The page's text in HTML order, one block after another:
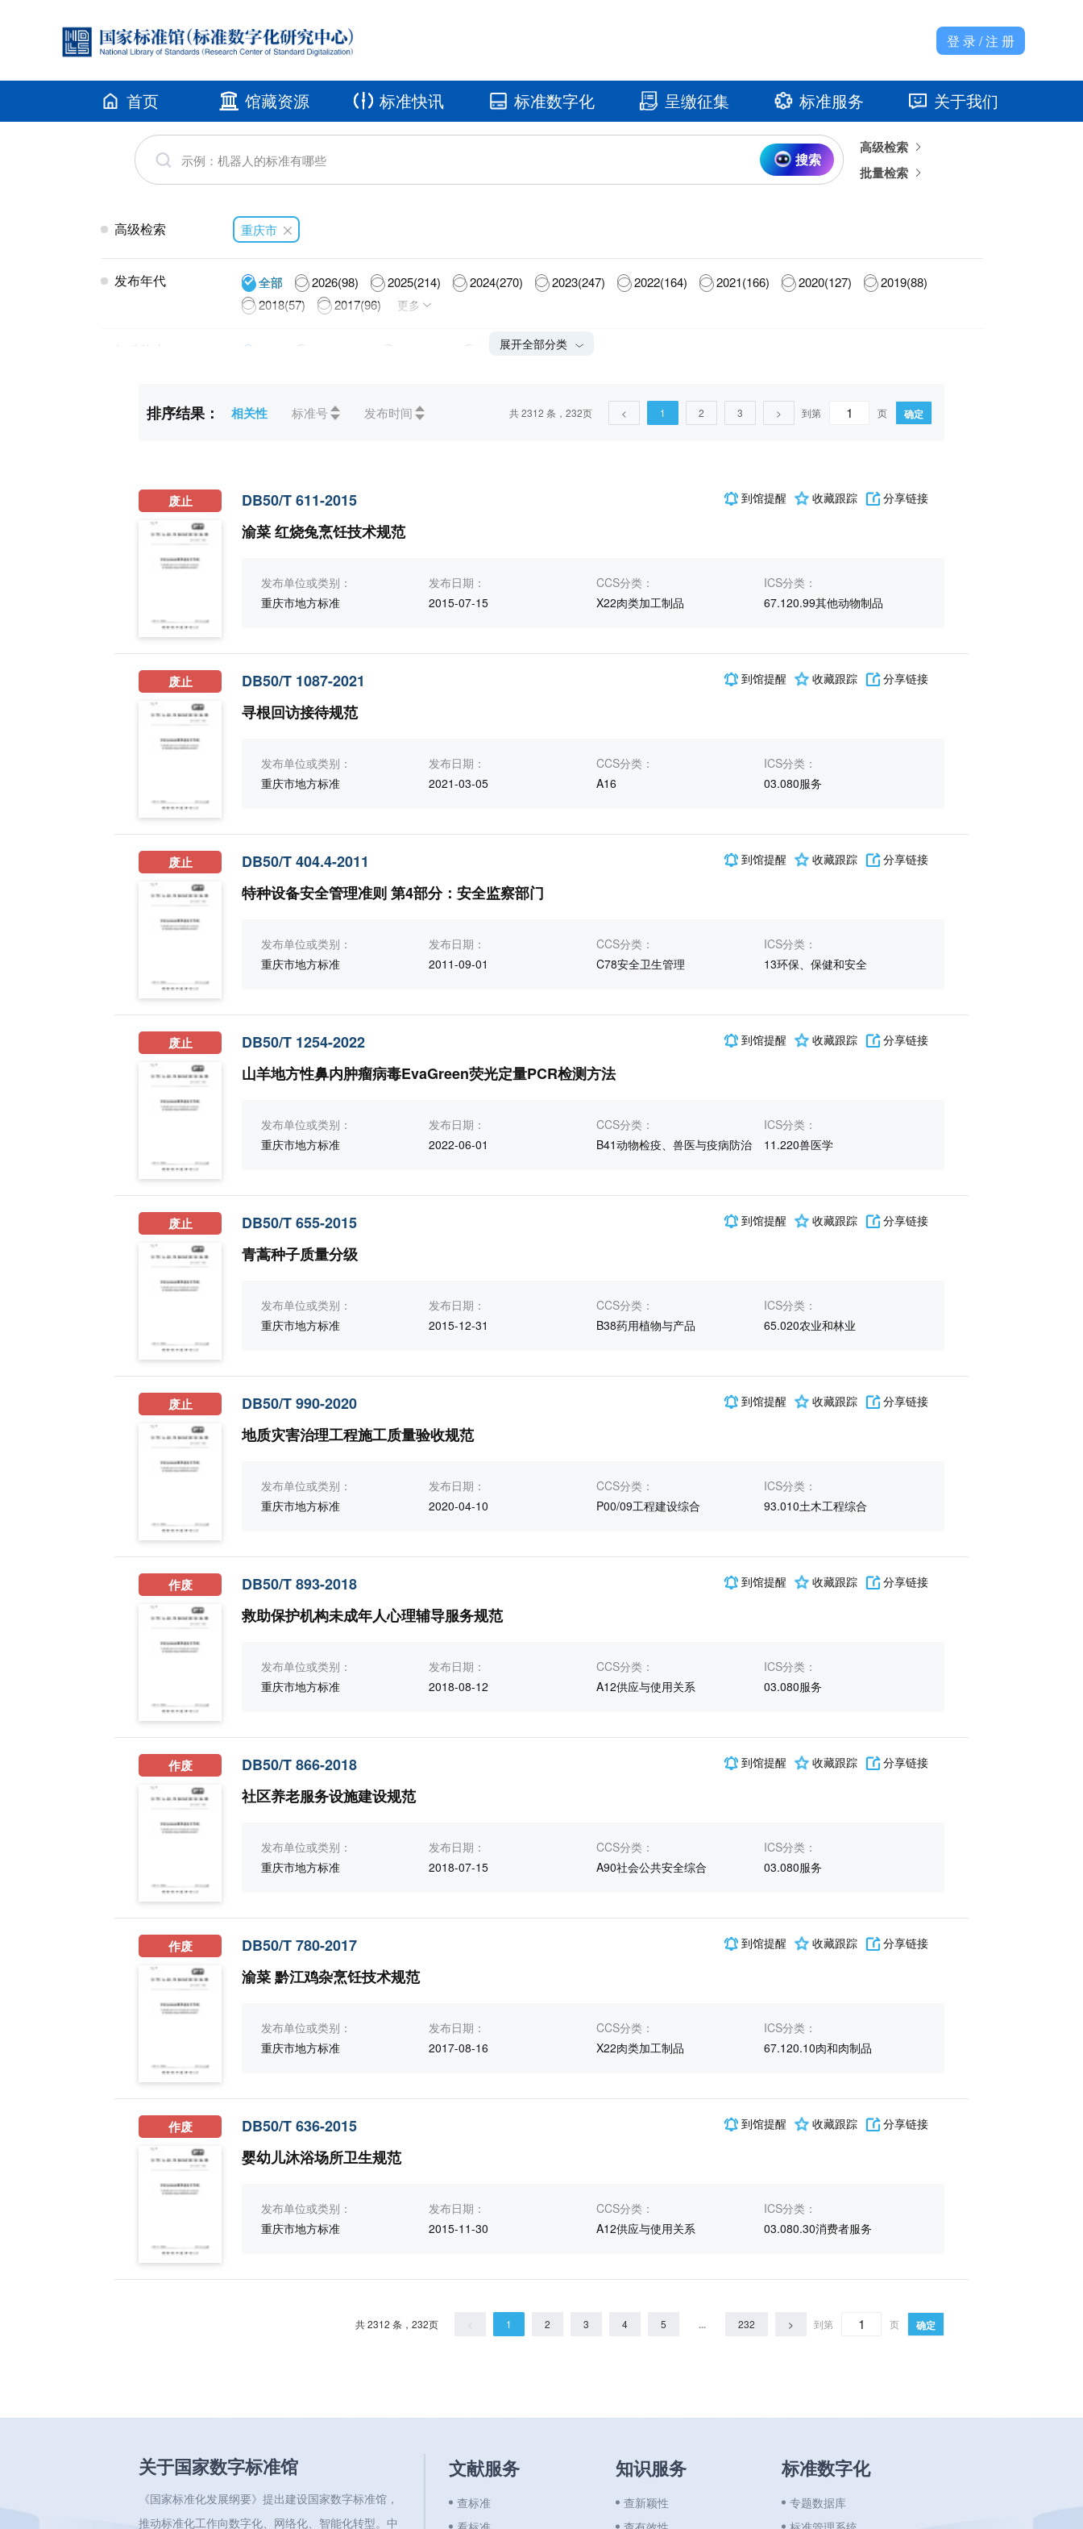
登 录 / 注 册
首页 馆藏资源 标准快讯 标准数字化 呈缴征集 标准服务 关于我们
发展大事记
搜索
高级检索
批量检索
高级检索 重庆市
发布年代 全部 2026(98) 2025(214) 2024(270) 2023(247) 2022(164) 2021(166) 2020(127)
2019(88)
2018(57)
2017(96) 更多
标准状态 作废(372) 未生效(50)
03社会学、 服务、公司(企业)的组织和管理、行政、运输(265)
07数学、自然科学(63)
11医药卫生技术(44) 13环保、保健和安全(266) 17计量学和测量、物理现象(11)
19试验(2)
CCS 全部 A综合(345) D矿业(12) E石油(37)
F能源、核技术(42)
展开全部分类
排序结果： 相关性 标准号 发布时间 共 2312 条，232页 < 1 2 3 > 到第 页 确定
废止
DB50/T 611-2015
渝菜 红烧兔烹饪技术规范
到馆提醒 收藏跟踪 分享链接
发布单位或类别：
重庆市地方标准
发布日期：
2015-07-15
CCS分类：
X22肉类加工制品
ICS分类：
67.120.99其他动物制品
废止
DB50/T 1087-2021
寻根回访接待规范
到馆提醒 收藏跟踪 分享链接
发布单位或类别：
重庆市地方标准
发布日期：
2021-03-05
CCS分类：
A16
ICS分类：
03.080服务
废止
DB50/T 404.4-2011
特种设备安全管理准则 第4部分：安全监察部门
到馆提醒 收藏跟踪 分享链接
发布单位或类别：
重庆市地方标准
发布日期：
2011-09-01
CCS分类：
C78安全卫生管理
ICS分类：
13环保、保健和安全
废止
DB50/T 1254-2022
山羊地方性鼻内肿瘤病毒EvaGreen荧光定量PCR检测方法
到馆提醒 收藏跟踪 分享链接
发布单位或类别：
重庆市地方标准
发布日期：
2022-06-01
CCS分类：
B41动物检疫、兽医与疫病防治
ICS分类：
11.220兽医学
废止
DB50/T 655-2015
青蒿种子质量分级
到馆提醒 收藏跟踪 分享链接
发布单位或类别：
重庆市地方标准
发布日期：
2015-12-31
CCS分类：
B38药用植物与产品
ICS分类：
65.020农业和林业
废止
DB50/T 990-2020
地质灾害治理工程施工质量验收规范
到馆提醒 收藏跟踪 分享链接
发布单位或类别：
重庆市地方标准
发布日期：
2020-04-10
CCS分类：
P00/09工程建设综合
ICS分类：
93.010土木工程综合
作废
DB50/T 893-2018
救助保护机构未成年人心理辅导服务规范
到馆提醒 收藏跟踪 分享链接
发布单位或类别：
重庆市地方标准
发布日期：
2018-08-12
CCS分类：
A12供应与使用关系
ICS分类：
03.080服务
作废
DB50/T 866-2018
社区养老服务设施建设规范
到馆提醒 收藏跟踪 分享链接
发布单位或类别：
重庆市地方标准
发布日期：
2018-07-15
CCS分类：
A90社会公共安全综合
ICS分类：
03.080服务
作废
DB50/T 780-2017
渝菜 黔江鸡杂烹饪技术规范
到馆提醒 收藏跟踪 分享链接
发布单位或类别：
重庆市地方标准
发布日期：
2017-08-16
CCS分类：
X22肉类加工制品
ICS分类：
67.120.10肉和肉制品
作废
DB50/T 636-2015
婴幼儿沐浴场所卫生规范
到馆提醒 收藏跟踪 分享链接
发布单位或类别：
重庆市地方标准
发布日期：
2015-11-30
CCS分类：
A12供应与使用关系
ICS分类：
03.080.30消费者服务
共 2312 条，232页 < 1 2 3 4 5 ... 232 > 到第 页 确定
关于国家数字标准馆
《国家标准化发展纲要》提出建设国家数字标准馆，
推动标准化工作向数字化、网络化、智能化转型。中
文献服务
查标准
知识服务
查新颖性
标准数字化
专题数据库